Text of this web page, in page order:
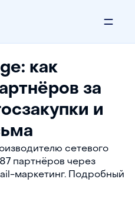
как
за
и
сетевого
партнёров через
маркетинг. Подробный